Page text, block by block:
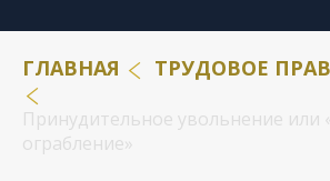
ГЛАВНАЯ ТРУДОВОЕ
Принудительное увольнение или
ограбление»